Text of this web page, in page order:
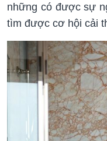
những có được sự
tìm được cơ hội cải